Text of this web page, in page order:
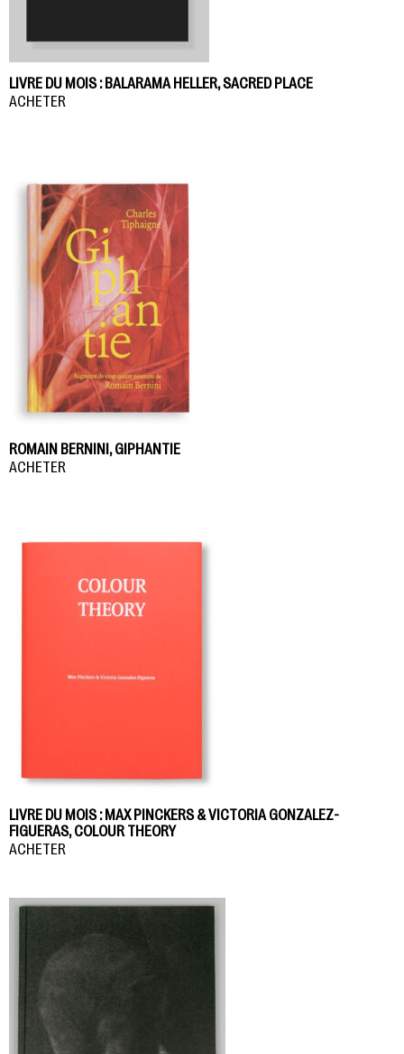
LIVRE DU MOIS : BALARAMA HELLER, SACRED PLACE
ACHETER
ROMAIN BERNINI, GIPHANTIE
ACHETER
LIVRE DU MOIS : MAX PINCKERS & VICTORIA GONZALEZ-
FIGUERAS, COLOUR THEORY
ACHETER